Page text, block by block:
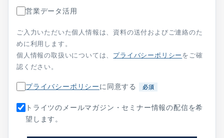
営業データ活用
ご入力いただいた個人情報は、資料の送付およびご連絡のた
めに利用します。
個人情報の取扱いについては、 プライバシーポリシーをご確
認ください。
プライバシーポリシーに同意する 必須
トライツのメールマガジン・セミナー情報の配信を希
望します。